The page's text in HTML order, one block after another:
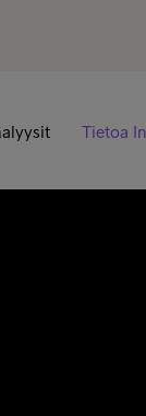
Tietoa